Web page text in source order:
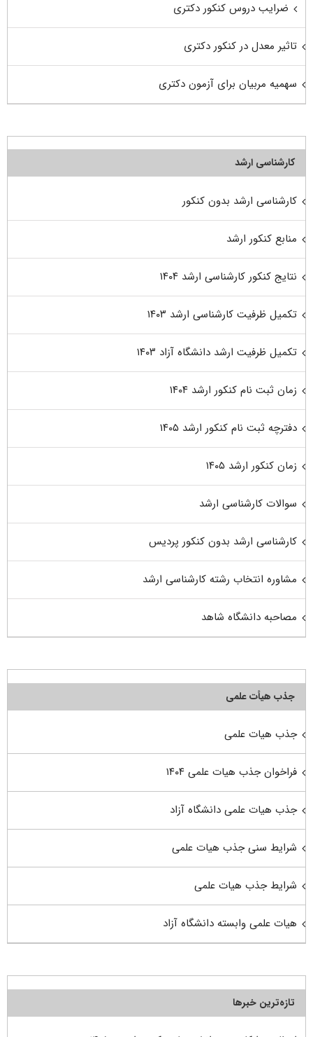
ضرایب دروس کنکور دکتری
تاثیر معدل در کنکور دکتری
سهمیه مربیان برای آزمون دکتری
کارشناسی ارشد
کارشناسی ارشد بدون کنکور
منابع کنکور ارشد
نتایج کنکور کارشناسی ارشد ۱۴۰۴
تکمیل ظرفیت کارشناسی ارشد ۱۴۰۳
تکمیل ظرفیت ارشد دانشگاه آزاد ۱۴۰۳
زمان ثبت نام کنکور ارشد ۱۴۰۴
دفترچه ثبت نام کنکور ارشد ۱۴۰۵
زمان کنکور ارشد ۱۴۰۵
سوالات کارشناسی ارشد
کارشناسی ارشد بدون کنکور پردیس
مشاوره انتخاب رشته کارشناسی ارشد
مصاحبه دانشگاه شاهد
جذب هیأت علمی
جذب هیات علمی
فراخوان جذب هیات علمی ۱۴۰۴
جذب هیات علمی دانشگاه آزاد
شرایط سنی جذب هیات علمی
شرایط جذب هیات علمی
هیات علمی وابسته دانشگاه آزاد
تازه‌ترین خبرها